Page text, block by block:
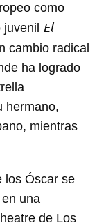
como
El
cambio radical
ha logrado
hermano,
mientras
los Óscar se
una
de Los